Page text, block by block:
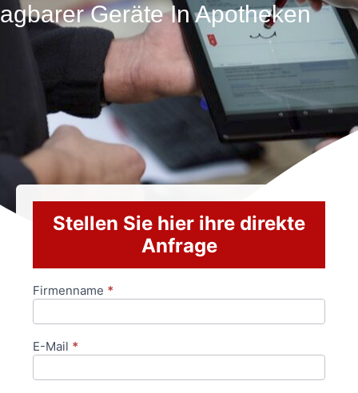
Geräte In Apotheken
Stellen Sie hier ihre direkte
Anfrage
Anfrageformular
Firmenname *
E-Mail *